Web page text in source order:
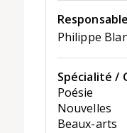
Philippe
Spécialité /
Poésie
Nouvelles
Beaux-arts